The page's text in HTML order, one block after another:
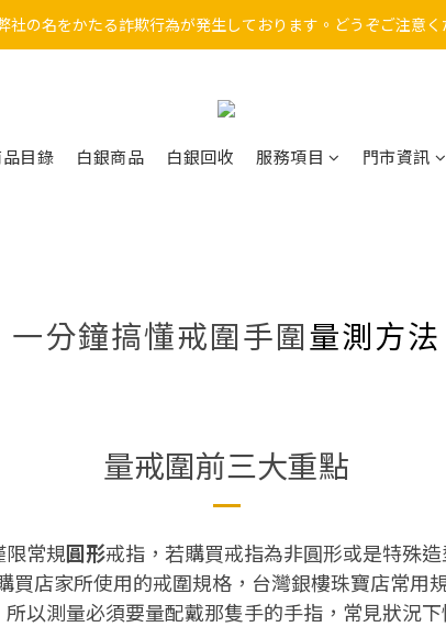
因近期詐騙事件頻傳，線上下單功能已暫停，敬請至門市選購。
社の名をかたる詐欺行為が発生しております。どうぞご注意く
因近期詐騙事件頻傳，線上下單功能已暫停，敬請至門市選購。
目錄 白銀商品 白銀回收 服務項目 門市資訊
一分鐘搞懂戒圍手圍量測方法
量戒圍前三大重點
限常規圓形戒指，若購買戒指為非圓形或是特殊造
買店家所使用的戒圍規格，台灣銀樓珠寶店常用
以測量必須要量配戴那隻手的手指，常見狀況